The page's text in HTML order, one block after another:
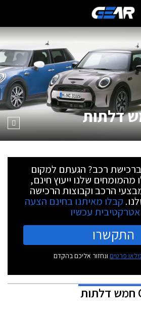
ברכישת רכב? הגעתם למקום
מהמומחים שלנו ייעוץ חינם,
הרכב וקבוצות הרכישה
קבלו מאיתנו בחינם הצעה
אטרקטיבית עכשיו
התקשרו
מלאו פרטים ונחזור אליכם בהקדם